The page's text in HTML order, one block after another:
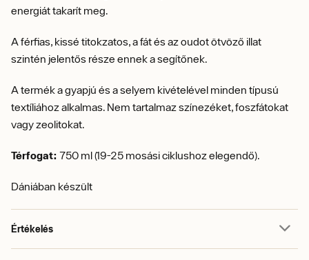
energiát takarít meg.
A férfias, kissé titokzatos, a fát és az oudot ötvöző illat
szintén jelentős része ennek a segítőnek.
A termék a gyapjú és a selyem kivételével minden típusú
textíliához alkalmas. Nem tartalmaz színezéket, foszfátokat
vagy zeolitokat.
Térfogat: 750 ml (19-25 mosási ciklushoz elegendő).
Dániában készült
Értékelés